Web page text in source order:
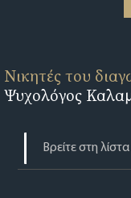
Νικητές του
Ψυχολόγος